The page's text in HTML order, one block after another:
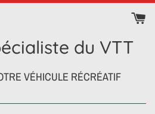
du VTT
VÉHICULE RÉCRÉATIF